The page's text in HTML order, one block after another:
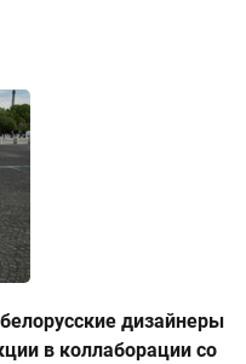
дизайнеры
в коллаборации со